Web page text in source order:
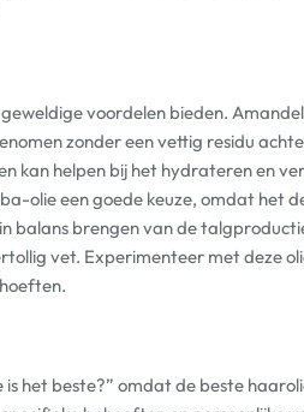
voordelen bieden.
zonder een vettig residu
kan helpen bij het hydrateren en
olie een goede keuze, omdat het
balans brengen van de
vet. Experimenteer met deze
het beste?” omdat de beste